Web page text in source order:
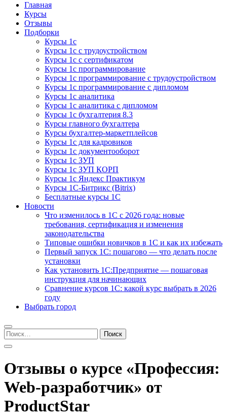
Курсы 1С
Курсы 1С официальная сертификация
Главная
Курсы
Отзывы
Подборки
Курсы 1с
Курсы 1с с трудоустройством
Курсы 1с с сертификатом
Курсы 1с программирование
Курсы 1с программирование с трудоустройством
Курсы 1с программирование с дипломом
Курсы 1с аналитика
Курсы 1с аналитика с дипломом
Курсы 1с бухгалтерия 8.3
Курсы главного бухгалтера
Курсы бухгалтер-маркетплейсов
Курсы 1с для кадровиков
Курсы 1с документооборот
Курсы 1с ЗУП
Курсы 1с ЗУП КОРП
Курсы 1с Яндекс Практикум
Курсы 1С-Битрикс (Bitrix)
Бесплатные курсы 1С
Новости
Что изменилось в 1С с 2026 года: новые
требования, сертификация и изменения
законодательства
Типовые ошибки новичков в 1С и как их избежать
Первый запуск 1С: пошагово — что делать после
установки
Как установить 1С:Предприятие — пошаговая
инструкция для начинающих
Сравнение курсов 1С: какой курс выбрать в 2026
году
Выбрать город
Найти:
Отзывы о курсе «Профессия:
Web-разработчик» от
ProductStar